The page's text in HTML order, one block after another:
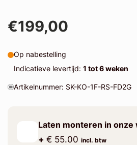
€199,00
Op nabestelling
Indicatieve levertijd: 1 tot 6 weken
Artikelnummer: SK-KO-1F-RS-FD2G
Laten monteren in onze
+ € 55.00 incl. btw